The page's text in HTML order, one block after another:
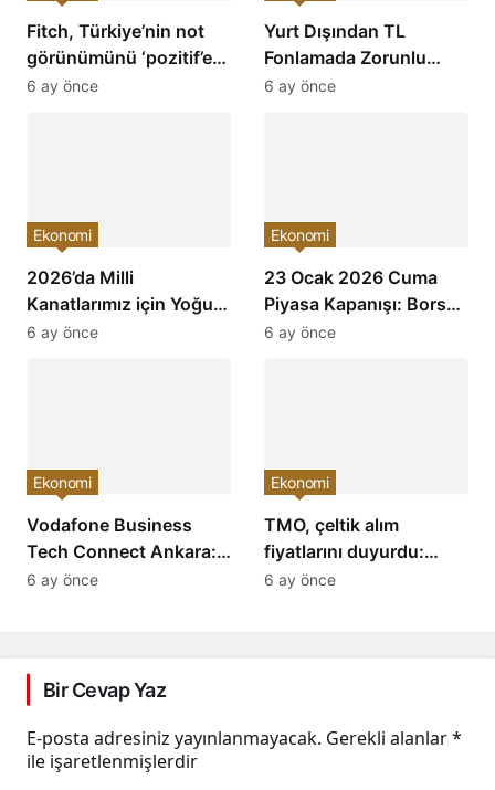
Fitch, Türkiye’nin not
görünümünü ‘pozitif’e
çevirdi ve yatırımcıların
6 ay önce
Yurt Dışından TL
Fonlamada Zorunlu
Karşılık Oranları
6 ay önce
2026’da Milli
Kanatlarımız için Yoğun
Mesai: Türkiye’nin
Ekonomi
6 ay önce
23 Ocak 2026 Cuma
Piyasa Kapanışı: Borsa,
Dolar, Altın ve Kripto
Ekonomi
6 ay önce
Vodafone Business
Tech Connect Ankara:
Teknoloji Devrimi
Ekonomi
6 ay önce
TMO, çeltik alım
fiyatlarını duyurdu:
Baldo, cammeo ve
Ekonomi
6 ay önce
Bir Cevap Yaz
E-posta adresiniz yayınlanmayacak. Gerekli alanlar*
ile işaretlenmişlerdir